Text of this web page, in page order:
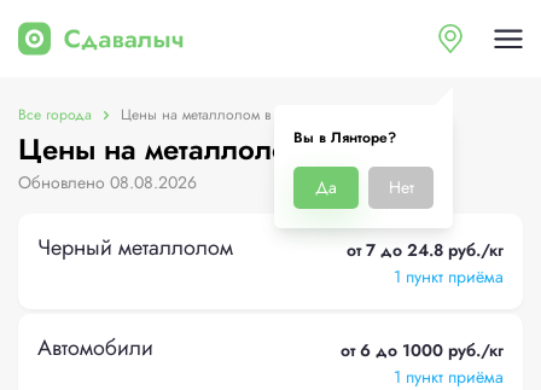
Вы в Лянторе?
Да Нет
Все города Цены на металлолом в Лянторе
Цены на металлолом в Лянторе
Обновлено 08.08.2026
Черный металлолом
от 7 до 24.8 руб./кг
1 пункт приёма
Автомобили
от 6 до 1000 руб./кг
1 пункт приёма